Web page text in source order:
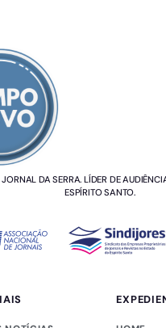
DA SERRA. LÍDER DE
ESPÍRITO SANTO.